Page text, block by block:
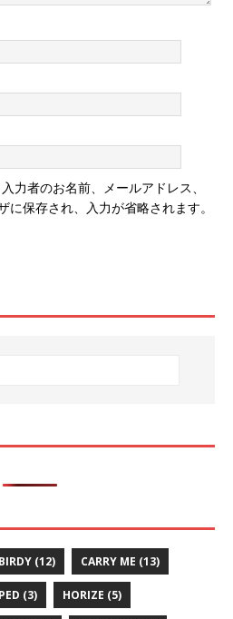
力者のお名前、メールアドレス、
に保存され、入力が省略されます。
BIRDY (12) CARRY ME (13)
(3) HORIZE (5)